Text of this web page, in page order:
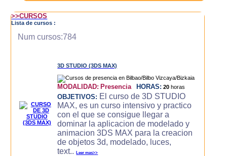
>>CURSOS
Lista de cursos :
Num cursos:784
3D STUDIO (3DS MAX)
MODALIDAD: Presencia HORAS: 20 horas
OBJETIVOS: El curso de 3D STUDIO
MAX, es un curso intensivo y practico
con el que se consigue llegar a
dominar la aplicacion de modelado y
animacion 3DS MAX para la creacion
de objetos 3d, modelado, luces,
text..Leer mas>>